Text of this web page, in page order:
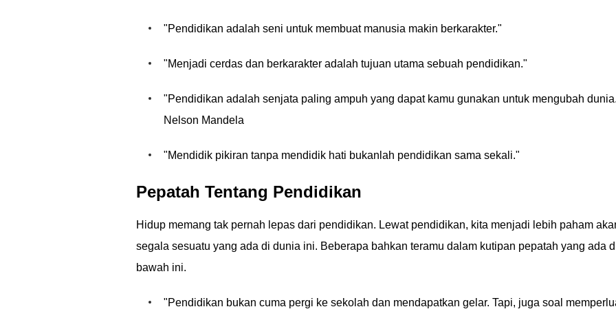
"Pendidikan adalah seni untuk membuat manusia makin berkarakter."
"Menjadi cerdas dan berkarakter adalah tujuan utama sebuah pendidikan."
"Pendidikan adalah senjata paling ampuh yang dapat kamu gunakan untuk mengubah
Nelson Mandela
"Mendidik pikiran tanpa mendidik hati bukanlah pendidikan sama sekali."
Pepatah Tentang Pendidikan
Hidup memang tak pernah lepas dari pendidikan. Lewat pendidikan, kita menjadi lebih paham
segala sesuatu yang ada di dunia ini. Beberapa bahkan teramu dalam kutipan pepatah yang ada
bawah ini.
"Pendidikan bukan cuma pergi ke sekolah dan mendapatkan gelar. Tapi, juga soal